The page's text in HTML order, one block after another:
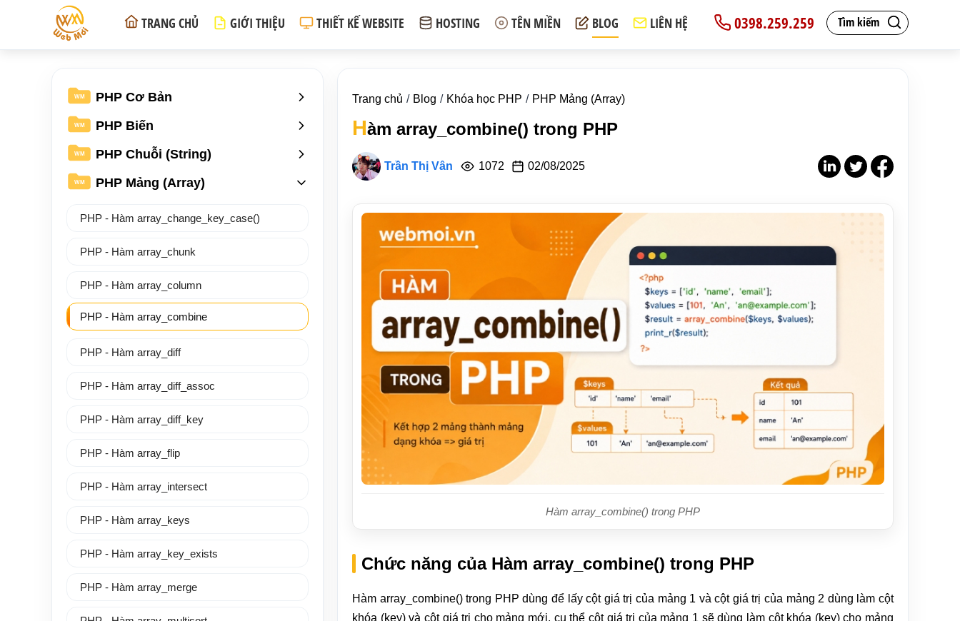
Tìm kiếm
0398.259.259
TRANG CHỦ GIỚI THIỆU THIẾT KẾ WEBSITE HOSTING TÊN MIỀN BLOG LIÊN HỆ
Trang chủ Blog Khóa học PHP PHP Mảng (Array)
Hàm array_combine() trong PHP
Trần Thị Vân 1072 02/08/2025
Hàm array_combine() trong PHP
Chức năng của Hàm array_combine() trong PHP
Hàm array_combine() trong PHP dùng để lấy cột giá trị của mảng 1 và cột giá trị của mảng 2 dùng làm cột
khóa (key) và cột giá trị cho mảng mới, cụ thể cột giá trị của mảng 1 sẽ dùng làm cột khóa (key) cho mảng
WM PHP Cơ Bản
WM PHP Biến
WM PHP Chuỗi (String)
WM PHP Mảng (Array)
PHP - Hàm array_change_key_case()
PHP - Hàm array_chunk
PHP - Hàm array_column
PHP - Hàm array_combine
PHP - Hàm array_diff
PHP - Hàm array_diff_assoc
PHP - Hàm array_diff_key
PHP - Hàm array_flip
PHP - Hàm array_intersect
PHP - Hàm array_keys
PHP - Hàm array_key_exists
PHP - Hàm array_merge